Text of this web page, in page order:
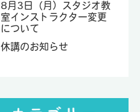
8月3日（月）スタジオ教
室インストラクター変更
について
休講のお知らせ